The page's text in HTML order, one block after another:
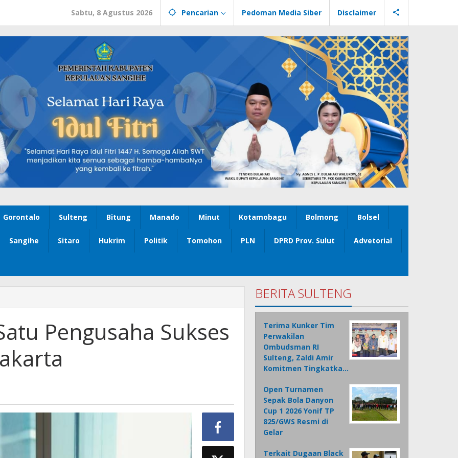
Sabtu, 8 Agustus 2026 Pencarian Pedoman Media Siber Disclaimer
Gorontalo Sulteng Bitung Manado Minut Kotamobagu Bolmong Bolsel
Sangihe Sitaro Hukrim Politik Tomohon PLN DPRD Prov. Sulut Advetorial
Pengusaha Sukses
BERITA SULTENG
Terima Kunker Tim
Perwakilan
Ombudsman RI
Sulteng, Zaldi Amir
Komitmen Tingkatka…
Open Turnamen
Sepak Bola Danyon
Cup 1 2026 Yonif TP
825/GWS Resmi di
Gelar
Terkait Dugaan Black